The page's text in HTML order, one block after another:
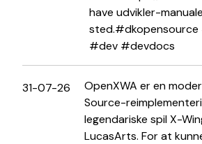
have udvikler-
#dev #devdocs
31-07-26
OpenXWA er en
Source-
legendariske spil X-
LucasArts. For at